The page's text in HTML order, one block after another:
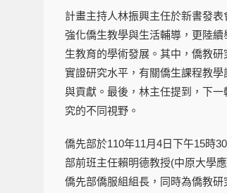
計畫主持人林振興主任於新書發
強化僑生教學與生活輔導，更陸
生教育的學術發展。其中，僑教
實證研究水平，有關僑生課程教
與貢獻。最後，林主任提到，下
究的不同視野。
僑先部於110年11月4日下午15時
部前班主任賴明德教授(中原大學
僑先部僑服組組長，同時為僑教